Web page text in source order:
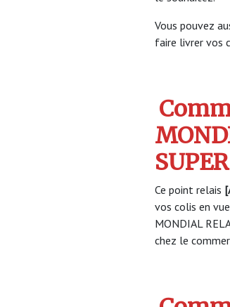
Vous pouvez
faire livrer vos
Ce point relais
vos colis en
MONDIAL
chez le